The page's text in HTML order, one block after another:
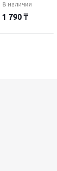
В наличии
1 790 ₸